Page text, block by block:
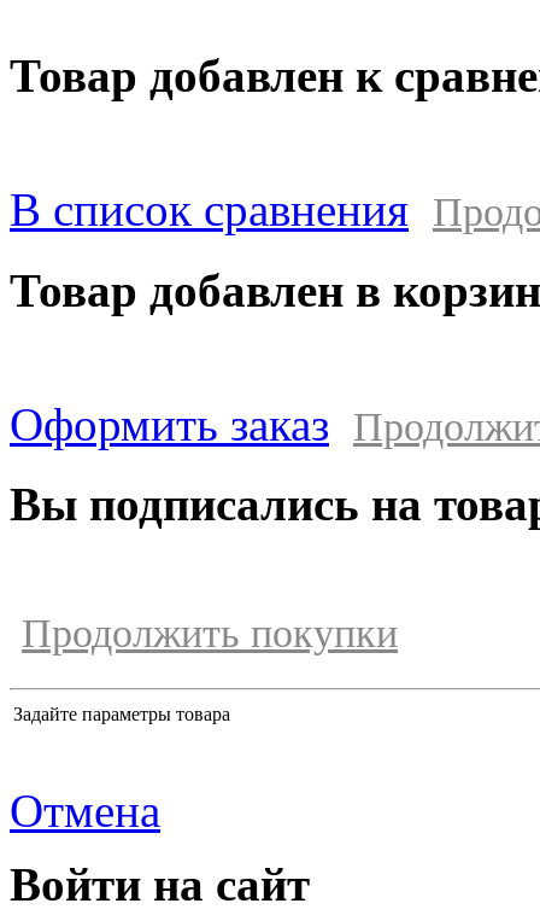
Товар добавлен к
В список сравнения
Товар добавлен в
Оформить заказ
Вы подписались на
Продолжить покупки
Задайте параметры товара
Отмена
Войти на сайт